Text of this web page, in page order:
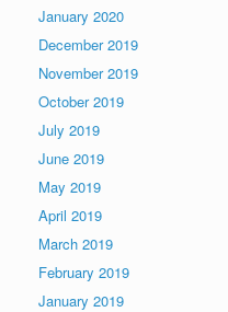
January 2020
December 2019
November 2019
October 2019
July 2019
June 2019
May 2019
April 2019
March 2019
February 2019
January 2019